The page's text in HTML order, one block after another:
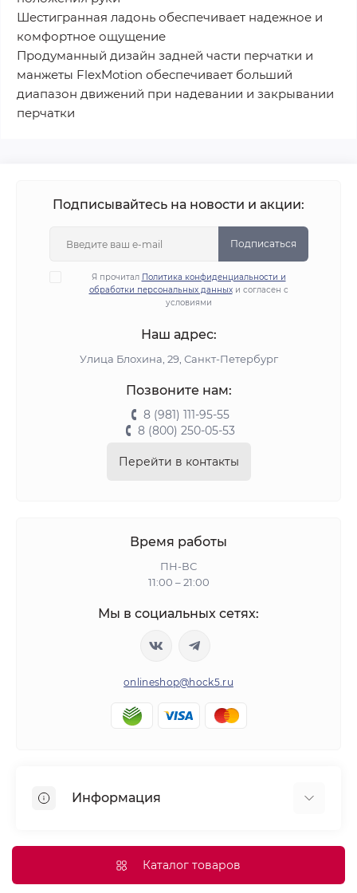
Шестигранная ладонь обеспечивает надежное и
комфортное ощущение
Продуманный дизайн задней части перчатки и
манжеты FlexMotion обеспечивает больший
диапазон движений при надевании и закрывании
перчатки
Подписывайтесь на новости и акции:
Подписаться
Я прочитал Политика конфиденциальности и
обработки персональных данныхи согласен с
условиями
Наш адрес:
Улица Блохина, 29, Санкт-Петербург
Позвоните нам:
8 (981) 111-95-55
8 (800) 250-05-53
Перейти в контакты
Время работы
ПН-ВС
11:00 – 21:00
Мы в социальных сетях:
onlineshop@hock5.ru
Информация
Доставка
Каталог товаров